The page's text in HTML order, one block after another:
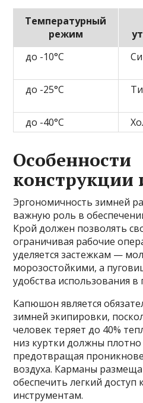
Температурный
режим
до -10°C
до -25°C
до -40°C
Особенности
конструкции
Эргономичность зимней
важную роль в
Крой должен позволять
ограничивая рабочие
уделяется застежкам —
морозостойкими, а
удобства использования в
Капюшон является
зимней экипировки,
человек теряет до 40%
низ куртки должны плотно
предотвращая
воздуха. Карманы
обеспечить легкий доступ
инструментам.